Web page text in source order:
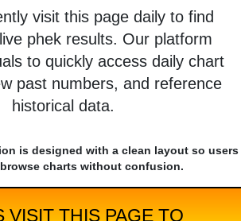
visit this page daily to find
phek results. Our platform
to quickly access daily chart
past numbers, and reference
historical data.
is designed with a clean layout so users
charts without confusion.
VISIT THIS PAGE TO